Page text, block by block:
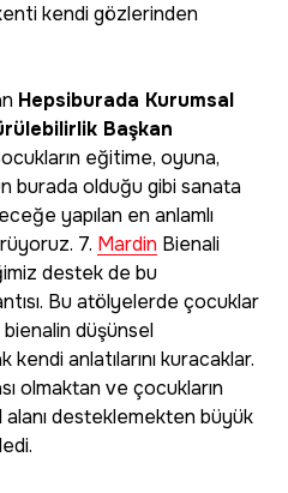
kendi gözlerinden
Hepsiburada Kurumsal
Başkan
eğitime, oyuna,
burada olduğu gibi sanata
yapılan en anlamlı
7. Mardin Bienali
destek de bu
Bu atölyelerde çocuklar
bienalin düşünsel
anlatılarını kuracaklar.
olmaktan ve çocukların
desteklemekten büyük